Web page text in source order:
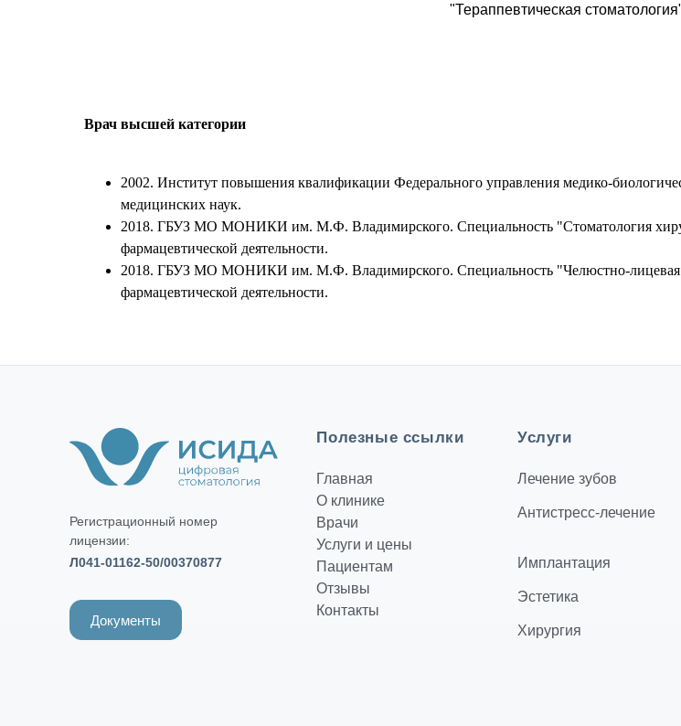
"Тераппевтическая
Врач высшей категории
2002. Институт повышения квалификации Федерального управления медико-
медицинских наук.
2018. ГБУЗ МО МОНИКИ им. М.Ф. Владимирского. Специальность "Стоматология
фармацевтической деятельности.
2018. ГБУЗ МО МОНИКИ им. М.Ф. Владимирского. Специальность "Челюстно-лицевая
фармацевтической деятельности.
Регистрационный номер
лицензии:
Л041-01162-50/00370877
Документы
Полезные ссылки
Главная
О клинике
Врачи
Услуги и цены
Пациентам
Отзывы
Контакты
Услуги
Лечение зубов
Антистресс-лечение
Имплантация
Эстетика
Хирургия